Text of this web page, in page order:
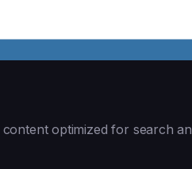
optimized for search